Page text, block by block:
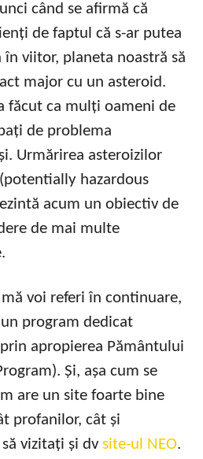
când se afirmă că
de faptul că s-ar putea
viitor, planeta noastră să
major cu un asteroid.
făcut ca mulți oameni de
de problema
Urmărirea asteroizilor
hazardous
acum un obiectiv de
de mai multe
voi referi în continuare,
program dedicat
apropierea Pământului
Și, așa cum se
are un site foarte bine
profanilor, cât și
vizitați și dv site-ul NEO.